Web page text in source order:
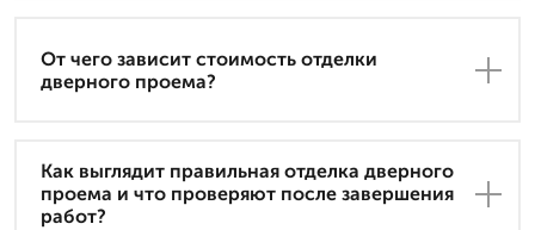
От чего зависит стоимость отделки
дверного проема?
Как выглядит правильная отделка дверного
проема и что проверяют после завершения
работ?